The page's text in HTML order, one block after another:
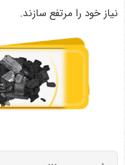
نیاز خود را مرتفع سازند.